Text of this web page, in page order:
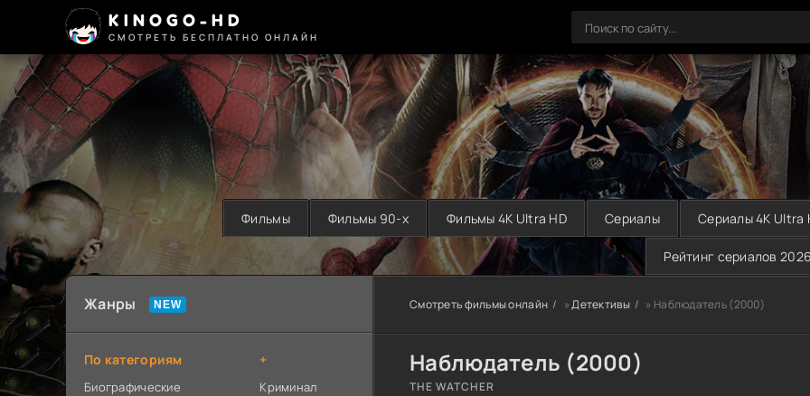
KINOGO-HD
СМОТРЕТЬ БЕСПЛАТНО ОНЛАЙН
Фильмы Фильмы 90-х Фильмы 4K Ultra HD Сериалы Сериалы 4K Ultra
Рейтинг сериалов 2026
Смотреть фильмы онлайн »Детективы » Наблюдатель (2000)
Наблюдатель (2000)
THE WATCHER
Жанры
По категориям
Биографические
+
Криминал